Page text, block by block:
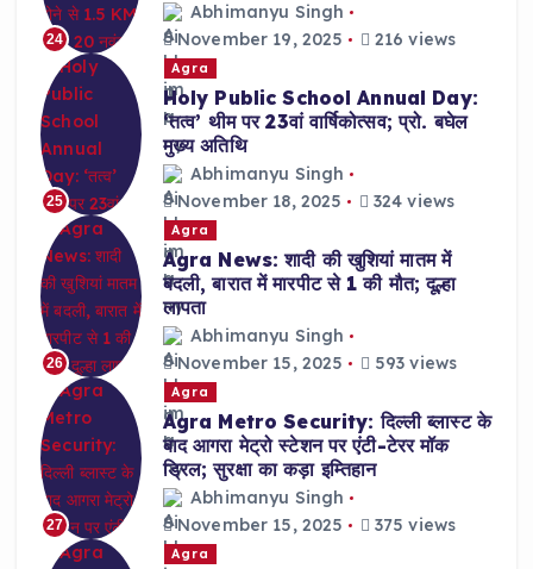
24
Abhimanyu Singh
November 19, 2025
216 views
25
Agra
Holy Public School Annual Day:
‘तत्व’ थीम पर 23वां वार्षिकोत्सव; प्रो. बघेल
मुख्य अतिथि
Abhimanyu Singh
November 18, 2025
324 views
26
Agra
Agra News: शादी की खुशियां मातम में
बदली, बारात में मारपीट से 1 की मौत; दूल्हा
लापता
Abhimanyu Singh
November 15, 2025
593 views
27
Agra
Agra Metro Security: दिल्ली ब्लास्ट के
बाद आगरा मेट्रो स्टेशन पर एंटी-टेरर मॉक
ड्रिल; सुरक्षा का कड़ा इम्तिहान
Abhimanyu Singh
November 15, 2025
375 views
Agra